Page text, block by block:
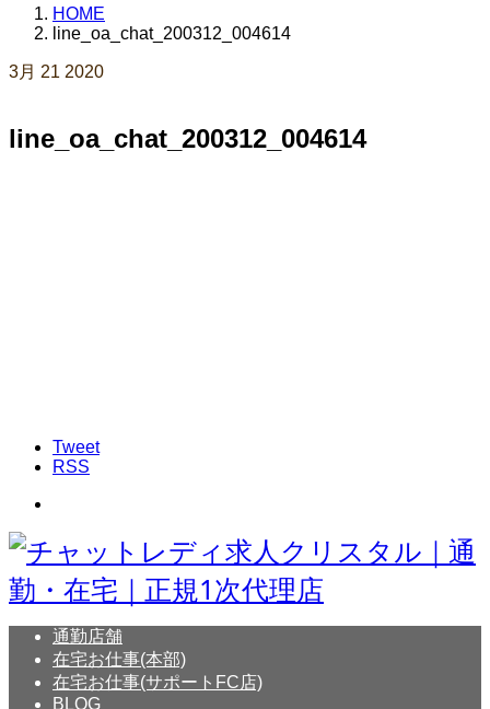
HOME
line_oa_chat_200312_004614
3月 21 2020
line_oa_chat_200312_004614
Tweet
RSS
通勤店舗
在宅お仕事(本部)
在宅お仕事(サポートFC店)
BLOG